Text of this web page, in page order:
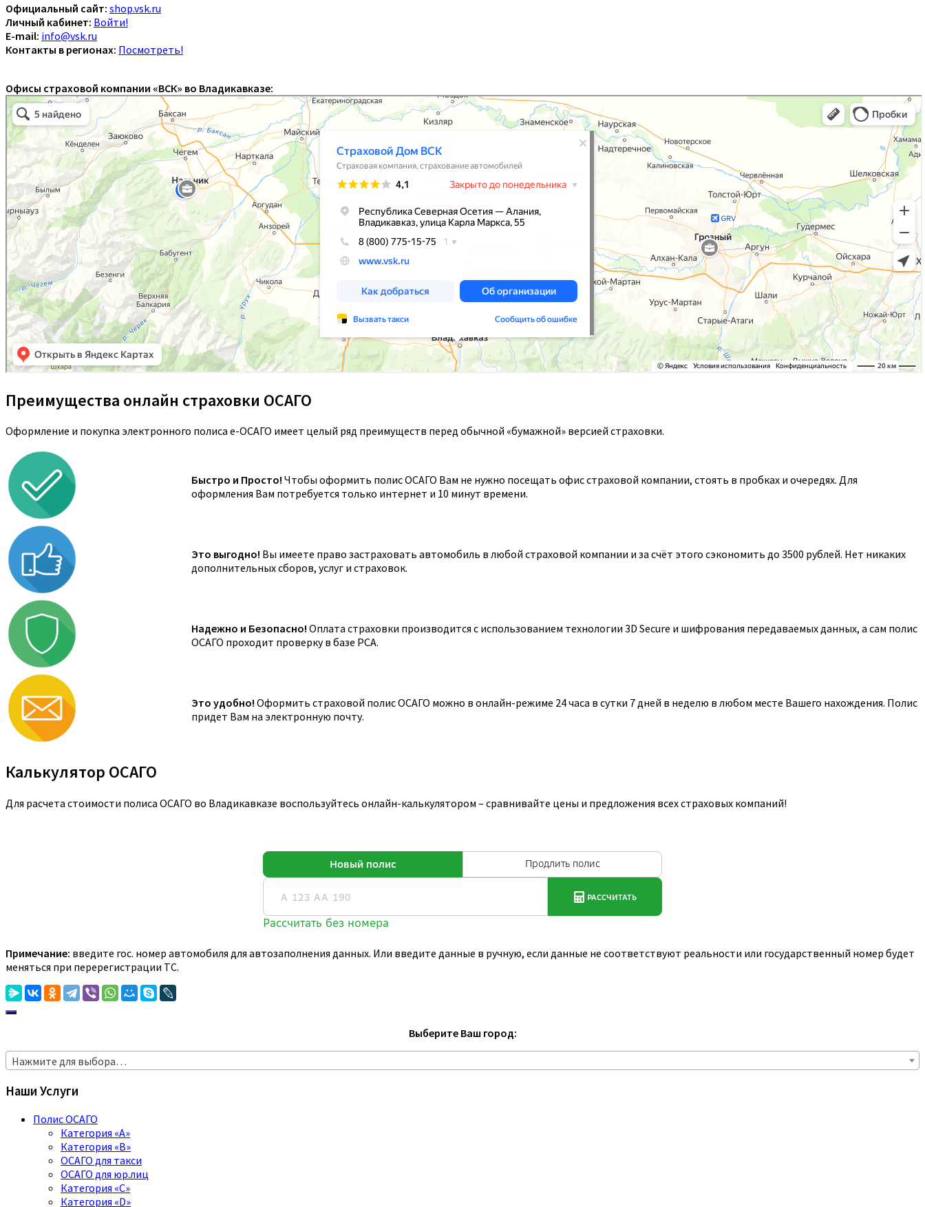
Официальный сайт: shop.vsk.ru
Личный кабинет: Войти!
E-mail: info@vsk.ru
Контакты в регионах: Посмотреть!
Офисы страховой компании «ВСК» во Владикавказе:
Преимущества онлайн страховки ОСАГО
Оформление и покупка электронного полиса е-ОСАГО имеет целый ряд преимуществ перед обычной «бумажной» версией страховки.
Быстро и Просто! Чтобы оформить полис ОСАГО Вам не нужно посещать офис страховой компании, стоять в пробках и очередях. Для
оформления Вам потребуется только интернет и 10 минут времени.
Это выгодно! Вы имеете право застраховать автомобиль в любой страховой компании и за счёт этого сэкономить до 3500 рублей. Нет никаких
дополнительных сборов, услуг и страховок.
Надежно и Безопасно! Оплата страховки производится с использованием технологии 3D Secure и шифрования передаваемых данных, а сам полис
ОСАГО проходит проверку в базе РСА.
Это удобно! Оформить страховой полис ОСАГО можно в онлайн-режиме 24 часа в сутки 7 дней в неделю в любом месте Вашего нахождения. Полис
придет Вам на электронную почту.
Калькулятор ОСАГО
Для расчета стоимости полиса ОСАГО во Владикавказе воспользуйтесь онлайн-калькулятором – сравнивайте цены и предложения всех страховых компаний!
Примечание: введите гос. номер автомобиля для автозаполнения данных. Или введите данные в ручную, если данные не соответствуют реальности или государственный номер будет
меняться при перерегистрации ТС.
Выберите Ваш город:
Нажмите для выбора…
Наши Услуги
Полис ОСАГО
Категория «A»
Категория «B»
ОСАГО для такси
ОСАГО для юр.лиц
Категория «C»
Категория «D»